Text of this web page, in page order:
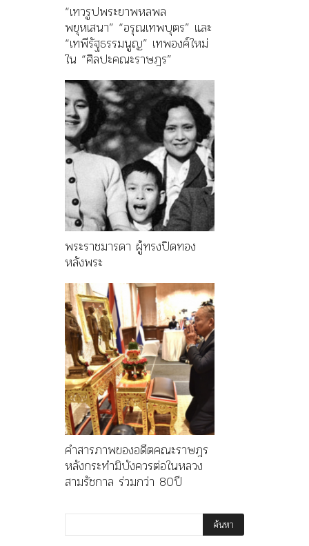
“เทวรูปพระยาพหลพล
พยุหเสนา” “อรุณเทพบุตร” และ
“เทพีรัฐธรรมนูญ” เทพองค์ใหม่
ใน “ศิลปะคณะราษฎร”
พระราชมารดา ผู้ทรงปิดทอง
หลังพระ
คำสารภาพของอดีตคณะราษฎร
หลังกระทำมิบังควรต่อในหลวง
สามรัชกาล ร่วมกว่า 80ปี